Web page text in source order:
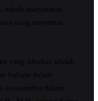
tokoh masyarakat,
yang mayoritas
yang dibahas adalah
hukum dalam
dalam